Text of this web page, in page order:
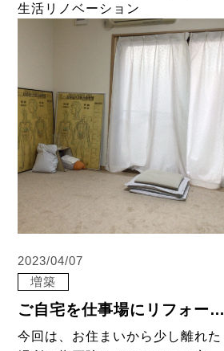
生活リノベーション
2023/04/07
増築
ご自宅を仕事場にリフォーム（増築）
今回は、お住まいから少し離れた